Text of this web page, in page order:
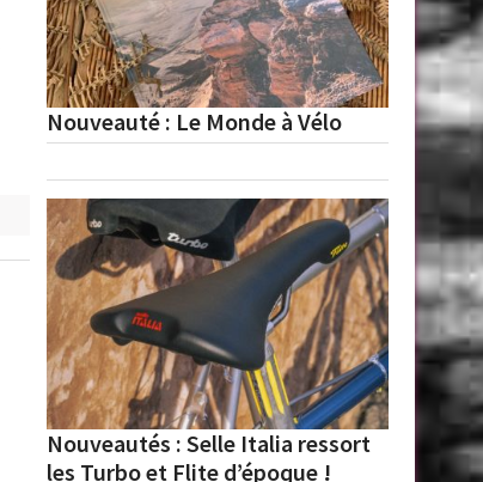
Nouveauté : Le Monde à Vélo
Nouveautés : Selle Italia ressort
les Turbo et Flite d’époque !